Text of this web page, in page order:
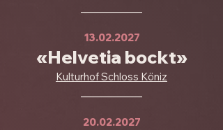
13.02.2027
«Helvetia bockt»
Kulturhof Schloss Köniz
20.02.2027